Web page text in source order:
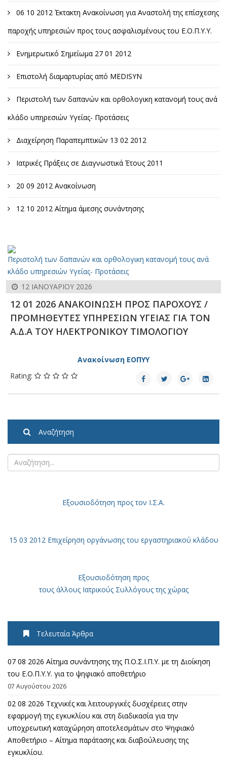
06 10 2012 Έκτακτη Ανακοίνωση για Αναστολή της επίσχεσης
παροχής υπηρεσιών προς τους ασφαλισμένους του Ε.Ο.Π.Υ.Υ.
Ενημερωτικό Σημείωμα 27 01 2012
Επιστολή διαμαρτυρίας από MEDISYN
Περιστολή των δαπανών και ορθολογικη κατανομή τους ανά
κλάδο υπηρεσιών Υγείας- Προτάσεις
Διαχείρηση Παραπεμπτικών 13 02 2012
Ιατρικές Πράξεις σε Διαγνωστικά Έτους 2011
20 09 2012 Ανακοίνωση
12 10 2012 Αίτημα άμεσης συνάντησης
Περιστολή των δαπανών και ορθολογικη κατανομή τους ανά
κλάδο υπηρεσιών Υγείας- Προτάσεις
12 ΙΑΝΟΥΑΡΊΟΥ 2026
12 01 2026 ΑΝΑΚΟΙΝΩΣΗ ΠΡΟΣ ΠΑΡΟΧΟΥΣ /
ΠΡΟΜΗΘΕΥΤΕΣ ΥΠΗΡΕΣΙΩΝ ΥΓΕΙΑΣ ΓΙΑ ΤΟΝ
Α.Δ.Α ΤΟΥ ΗΛΕΚΤΡΟΝΙΚΟΥ ΤΙΜΟΛΟΓΙΟΥ
Aνακοίνωση ΕΟΠΥΥ
Rating:
Αναζήτηση
Εξουσιοδότηση προς τον Ι.Σ.Α.
15 03 2012 Επιχείρηση οργάνωσης του εργαστηριακού κλάδου
Εξουσιοδότηση προς
τους άλλους Ιατρικούς Συλλόγους της χώρας
Τελευταία Άρθρα
07 08 2026 Αίτημα συνάντησης της Π.Ο.Σ.Ι.Π.Υ. με τη Διοίκηση
του Ε.Ο.Π.Υ.Υ. για το ψηφιακό αποθετήριο
07 Αυγούστου 2026
02 08 2026 Τεχνικές και λειτουργικές δυσχέρειες στην
εφαρμογή της εγκυκλίου και στη διαδικασία για την
υποχρεωτική καταχώρηση αποτελεσμάτων στο Ψηφιακό
Αποθετήριο – Αίτημα παράτασης και διαβούλευσης της
εγκυκλίου.